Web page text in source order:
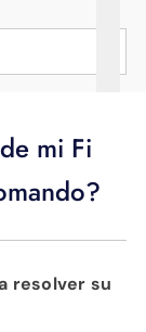
mi Fi
resolver su